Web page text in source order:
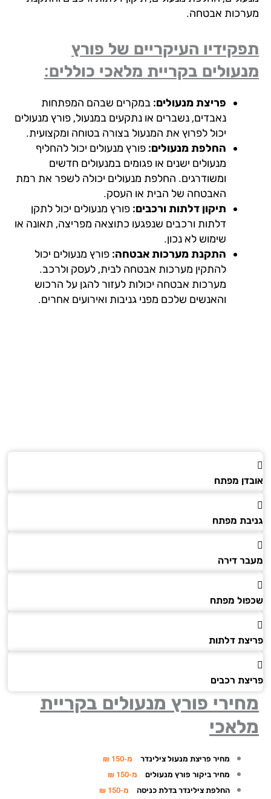
אבטחה.
העיקריים של פורץ
בקריית מלאכי כוללים:
פריצת מנעולים:במקרים שבהם המפתחות
נאבדים, נשברים או נתקעים במנעול, פורץ מנעולים
יכול לפרוץ את המנעול בצורה בטוחה ומקצועית.
החלפת מנעולים:פורץ מנעולים יכול להחליף
מנעולים ישנים או פגומים במנעולים חדשים
ומשודרגים. החלפת מנעולים יכולה לשפר את רמת
האבטחה של הבית או העסק.
תיקון דלתות ורכבים:פורץ מנעולים יכול לתקן
דלתות ורכבים שנפגעו כתוצאה מפריצה, תאונה או
שימוש לא נכון.
התקנת מערכות אבטחה:פורץ מנעולים יכול
להתקין מערכות אבטחה לבית, לעסק ולרכב.
מערכות אבטחה יכולות לעזור להגן על הרכוש
והאנשים שלכם מפני גניבות ואירועים אחרים.
מפתח
מפתח
דירה
מפתח
דלתות
רכבים
פורץ מנעוליםבקריית
מחיר פריצת מנעול צילינדר
מ-150 ₪
מחיר ביקור פורץ מנעולים
מ-150 ₪
החלפת צילינדר בדלת כניסה
מ-150 ₪